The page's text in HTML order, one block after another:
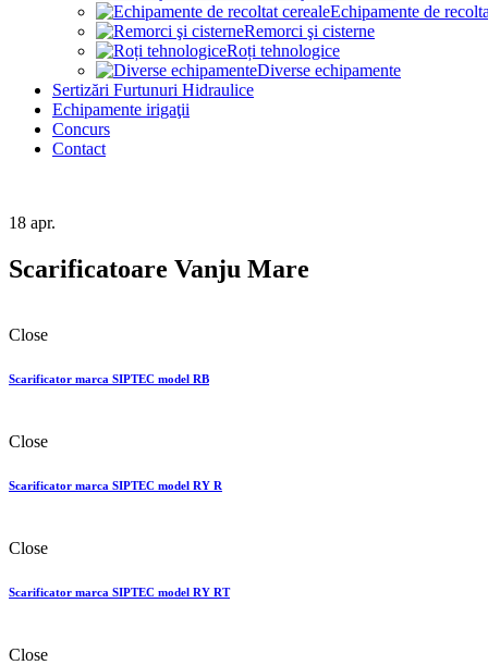
Echipamente de
Remorci şi cisterne
Roți tehnologice
Diverse echipamente
Sertizări Furtunuri Hidraulice
Echipamente irigaţii
Concurs
Contact
18 apr.
Scarificatoare Vanju Mare
Close
Scarificator marca SIPTEC model RB
Close
Scarificator marca SIPTEC model RY R
Close
Scarificator marca SIPTEC model RY RТ
Close